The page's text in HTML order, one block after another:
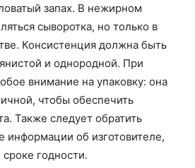
запах. В нежирном
сыворотка, но только в
Консистенция должна быть
и однородной. При
внимание на упаковку: она
чтобы обеспечить
Также следует обратить
информации об изготовителе,
годности.